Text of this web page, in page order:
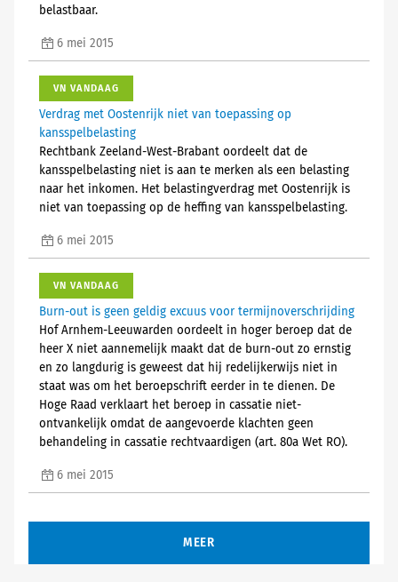
belastbaar.
6 mei 2015
VN VANDAAG
Verdrag met Oostenrijk niet van toepassing op
kansspelbelasting
Rechtbank Zeeland-West-Brabant oordeelt dat de
kansspelbelasting niet is aan te merken als een belasting
naar het inkomen. Het belastingverdrag met Oostenrijk is
niet van toepassing op de heffing van kansspelbelasting.
6 mei 2015
VN VANDAAG
Burn-out is geen geldig excuus voor termijnoverschrijding
Hof Arnhem-Leeuwarden oordeelt in hoger beroep dat de
heer X niet aannemelijk maakt dat de burn-out zo ernstig
en zo langdurig is geweest dat hij redelijkerwijs niet in
staat was om het beroepschrift eerder in te dienen. De
Hoge Raad verklaart het beroep in cassatie niet-
ontvankelijk omdat de aangevoerde klachten geen
behandeling in cassatie rechtvaardigen (art. 80a Wet RO).
6 mei 2015
MEER